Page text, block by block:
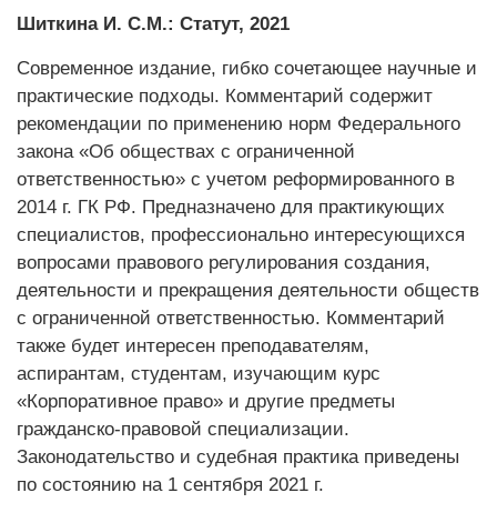
Шиткина И. С.М.: Статут, 2021
Cовременное издание, гибко сочетающее научные и
практические подходы. Комментарий содержит
рекомендации по применению норм Федерального
закона «Об обществах с ограниченной
ответственностью» с учетом реформированного в
2014 г. ГК РФ. Предназначено для практикующих
специалистов, профессионально интересующихся
вопросами правового регулирования создания,
деятельности и прекращения деятельности обществ
с ограниченной ответственностью. Комментарий
также будет интересен преподавателям,
аспирантам, студентам, изучающим курс
«Корпоративное право» и другие предметы
гражданско-правовой специализации.
Законодательство и судебная практика приведены
по состоянию на 1 сентября 2021 г.